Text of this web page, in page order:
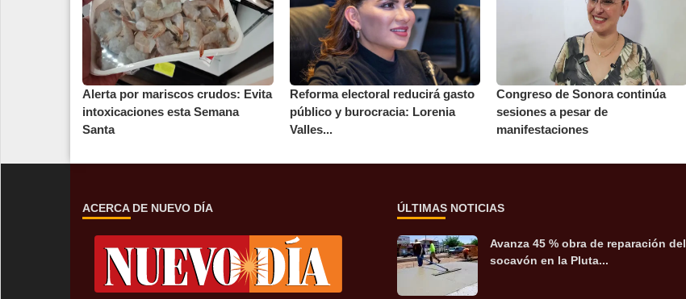
Alerta por mariscos crudos: Evita
intoxicaciones esta Semana
Santa
Reforma electoral reducirá gasto
público y burocracia: Lorenia
Valles...
Congreso de Sonora continúa
sesiones a pesar de
manifestaciones
ACERCA DE NUEVO DÍA ÚLTIMAS NOTICIAS
Avanza 45 % obra de reparación del
socavón en la Pluta...